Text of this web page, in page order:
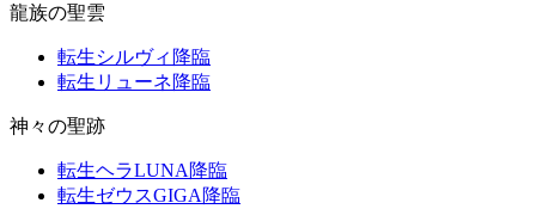
龍族の聖雲
転生シルヴィ降臨
転生リューネ降臨
神々の聖跡
転生ヘラLUNA降臨
転生ゼウスGIGA降臨